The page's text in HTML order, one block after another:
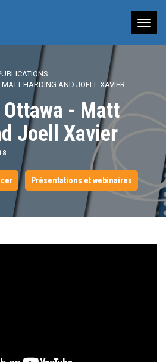
à
HARDING AND JOELL XAVIER
- Matt
Joell Xavier
Présentations et webinaires